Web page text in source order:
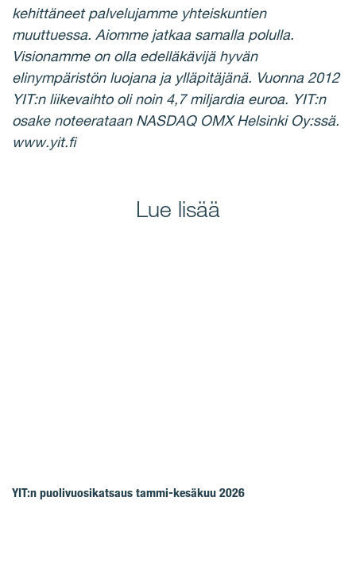
kehittäneet palvelujamme yhteiskuntien
muuttuessa. Aiomme jatkaa samalla polulla.
Visionamme on olla edelläkävijä hyvän
elinympäristön luojana ja ylläpitäjänä. Vuonna 2012
YIT:n liikevaihto oli noin 4,7 miljardia euroa. YIT:n
osake noteerataan NASDAQ OMX Helsinki Oy:ssä.
www.yit.fi
Lue lisää
YIT:n puolivuosikatsaus tammi-kesäkuu 2026